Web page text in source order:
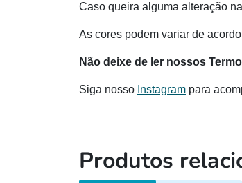
Caso queira alguma alteração
As cores podem variar de
Não deixe de ler nossos
Siga nosso Instagram para
Produtos